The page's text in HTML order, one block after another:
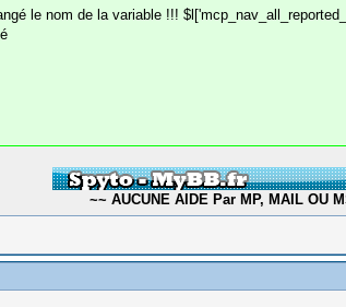
le nom de la variable !!!
~~ AUCUNE AIDE Par MP, MAIL OU